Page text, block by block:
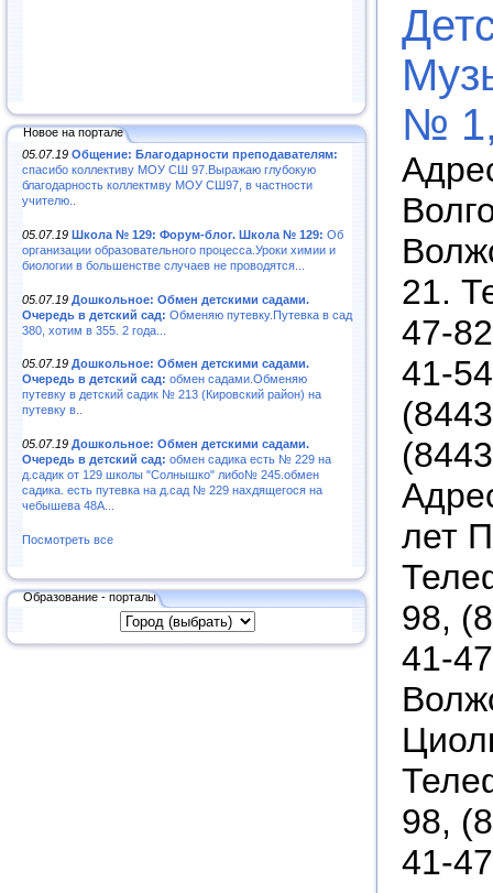
Новое на портале
05.07.19 Общение: Благодарности преподавателям:
спасибо коллективу МОУ СШ 97.Выражаю глубокую
благодарность коллектмву МОУ СШ97, в частности
учителю..
05.07.19 Школа № 129: Форум-блог. Школа № 129: Об
организации образовательного процесса.Уроки химии и
биологии в большенстве случаев не проводятся...
05.07.19 Дошкольное: Обмен детскими садами.
Очередь в детский сад: Обменяю путевку.Путевка в сад
380, хотим в 355. 2 года...
05.07.19 Дошкольное: Обмен детскими садами.
Очередь в детский сад: обмен садами.Обменяю
путевку в детский садик № 213 (Кировский район) на
путевку в..
05.07.19 Дошкольное: Обмен детскими садами.
Очередь в детский сад: обмен садика есть № 229 на
д.садик от 129 школы "Солнышко" либо№ 245.обмен
садика. есть путевка на д.сад № 229 нахдящегося на
чебышева 48А...
Посмотреть все
Образование - порталы
№ 1,
21.
47-
41-
лет
98,
41-
98,
41-